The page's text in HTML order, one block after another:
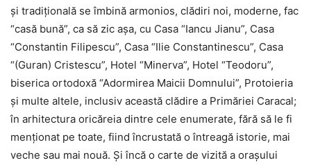
şi tradiţională se îmbină armonios, clădiri noi, moderne, fac
“casă bună”, ca să zic aşa, cu Casa “Iancu Jianu”, Casa
“Constantin Filipescu”, Casa “Ilie Constantinescu”, Casa
“(Guran) Cristescu”, Hotel “Minerva”, Hotel “Teodoru”,
biserica ortodoxă “Adormirea Maicii Domnului”, Protoieria
şi multe altele, inclusiv această clădire a Primăriei Caracal;
în arhitectura oricăreia dintre cele enumerate, fără să le fi
menţionat pe toate, fiind încrustată o întreagă istorie, mai
veche sau mai nouă. Şi încă o carte de vizită a oraşului